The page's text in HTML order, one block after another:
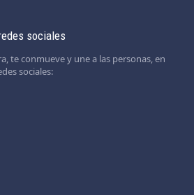
sociales
te conmueve y une a las personas, en
sociales: